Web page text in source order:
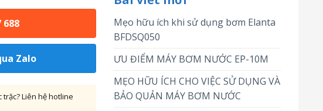
Mẹo hữu ích khi sử dụng bơm Elanta
BFDSQ050
ƯU ĐIỂM MÁY BƠM NƯỚC EP-10M
MẸO HỮU ÍCH CHO VIỆC SỬ DỤNG VÀ
BẢO QUẢN MÁY BƠM NƯỚC
688
Zalo
Liên hệ hotline